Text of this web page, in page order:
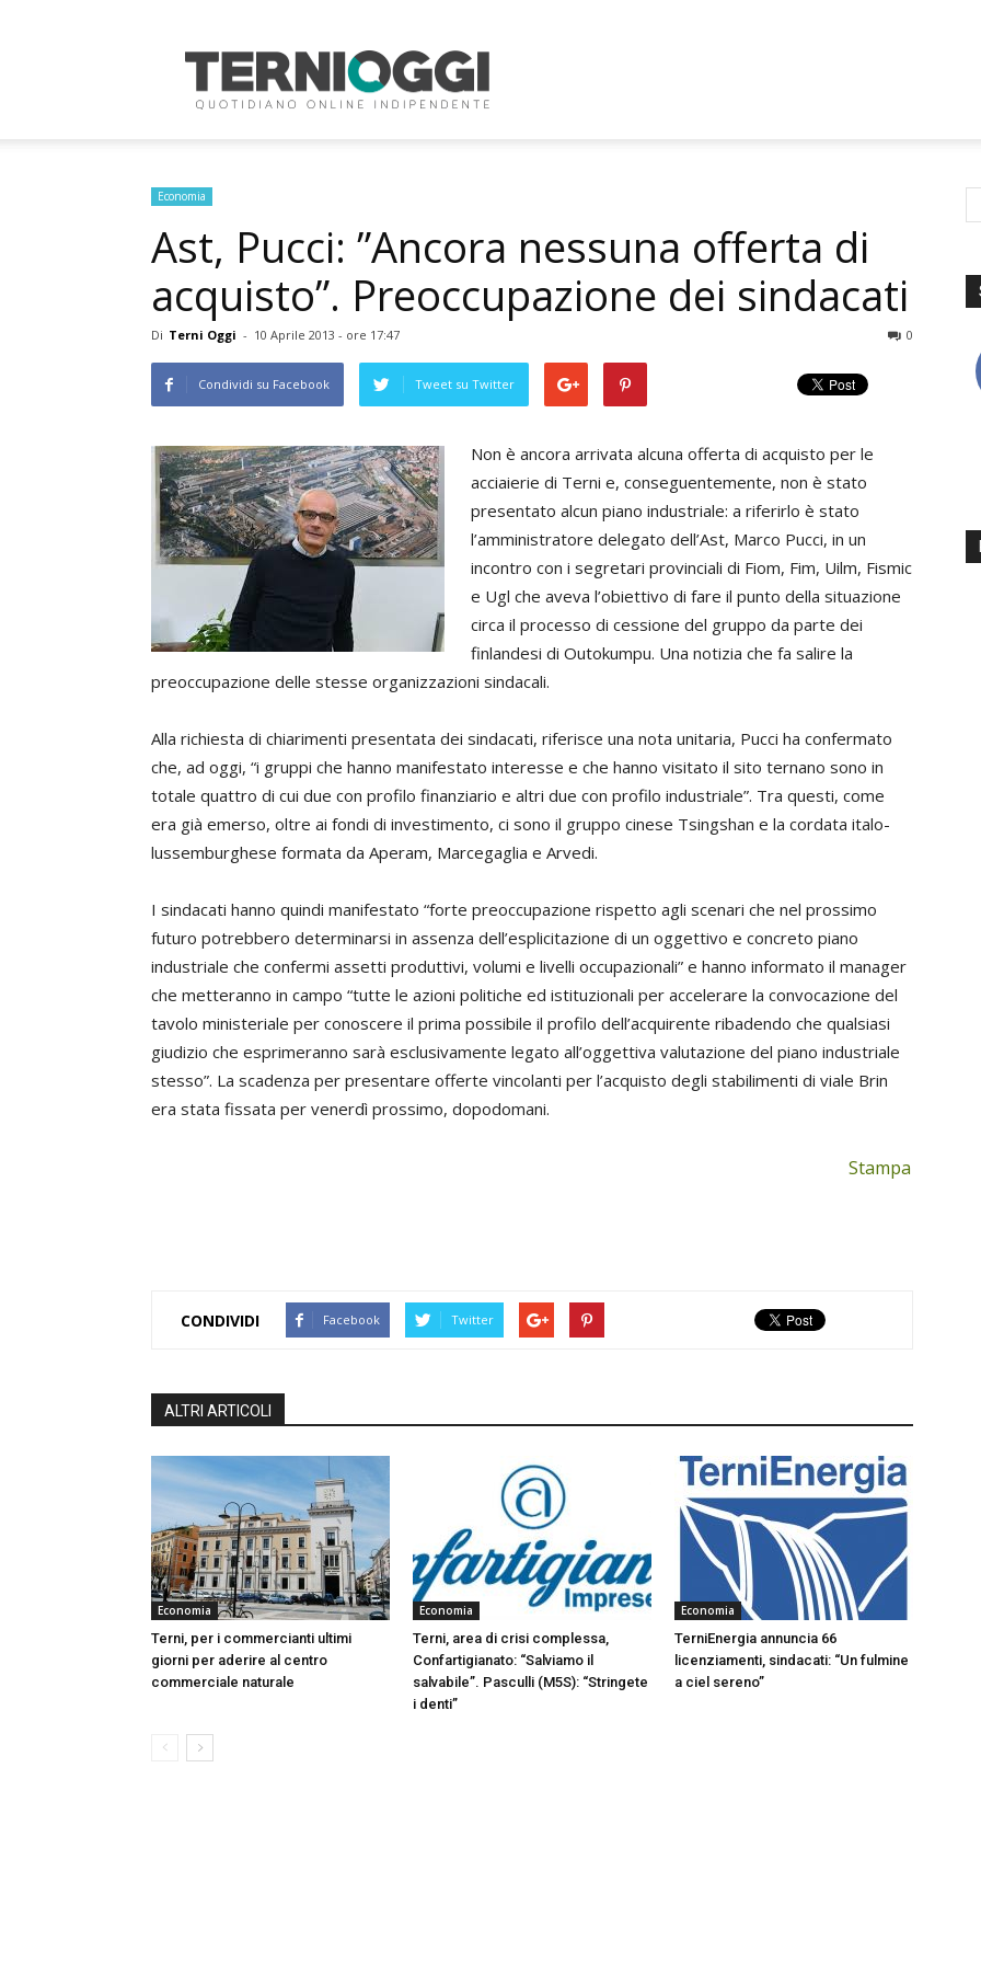
Oggi
Economia
Ast, Pucci: ”Ancora nessuna offerta di
acquisto”. Preoccupazione dei sindacati
Di Terni Oggi - 10 Aprile 2013 - ore 17:47 0
Condividi su Facebook Tweet su Twitter
Non è ancora arrivata alcuna offerta di acquisto per le
acciaierie di Terni e, conseguentemente, non è stato
presentato alcun piano industriale: a riferirlo è stato
l’amministratore delegato dell’Ast, Marco Pucci, in un
incontro con i segretari provinciali di Fiom, Fim, Uilm, Fismic
e Ugl che aveva l’obiettivo di fare il punto della situazione
circa il processo di cessione del gruppo da parte dei
finlandesi di Outokumpu. Una notizia che fa salire la
preoccupazione delle stesse organizzazioni sindacali.
Alla richiesta di chiarimenti presentata dei sindacati, riferisce una nota unitaria, Pucci ha confermato
che, ad oggi, “i gruppi che hanno manifestato interesse e che hanno visitato il sito ternano sono in
totale quattro di cui due con profilo finanziario e altri due con profilo industriale”. Tra questi, come
era già emerso, oltre ai fondi di investimento, ci sono il gruppo cinese Tsingshan e la cordata italo-
lussemburghese formata da Aperam, Marcegaglia e Arvedi.
I sindacati hanno quindi manifestato “forte preoccupazione rispetto agli scenari che nel prossimo
futuro potrebbero determinarsi in assenza dell’esplicitazione di un oggettivo e concreto piano
industriale che confermi assetti produttivi, volumi e livelli occupazionali” e hanno informato il manager
che metteranno in campo “tutte le azioni politiche ed istituzionali per accelerare la convocazione del
tavolo ministeriale per conoscere il prima possibile il profilo dell’acquirente ribadendo che qualsiasi
giudizio che esprimeranno sarà esclusivamente legato all’oggettiva valutazione del piano industriale
stesso”. La scadenza per presentare offerte vincolanti per l’acquisto degli stabilimenti di viale Brin
era stata fissata per venerdì prossimo, dopodomani.
Stampa
CONDIVIDI Facebook Twitter
ALTRI ARTICOLI
Economia
Terni, per i commercianti ultimi
giorni per aderire al centro
commerciale naturale
Economia
Terni, area di crisi complessa,
Confartigianato: “Salviamo il
salvabile”. Pasculli (M5S): “Stringete
i denti”
Economia
TerniEnergia annuncia 66
licenziamenti, sindacati: “Un fulmine
a ciel sereno”